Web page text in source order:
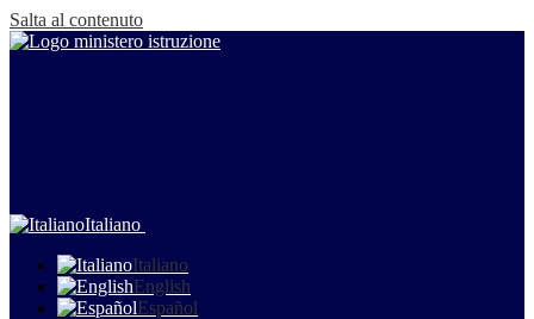
Salta al contenuto
Italiano
Italiano
English
Español